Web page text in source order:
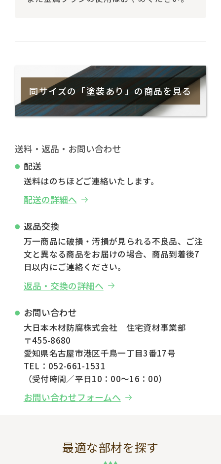
同サイズの「塗装あり」の商品を見る
送料・返品・お問い合わせ
配送
送料はのちほどご連絡いたします。
配送の詳細へ
返品交換
万一商品に破損・汚損が見られる不良品、ご注
文と異なる商品をお届けの場合、商品到着後7
日以内にご連絡ください。
返品・交換の詳細へ
お問い合わせ
大日本木材防腐株式会社 住宅資材事業部
〒455-8680
愛知県名古屋市港区千鳥一丁目3番17号
TEL：052-661-1531
（受付時間／平日10：00～16：00）
お問い合わせフォームへ
最適な部材を探す